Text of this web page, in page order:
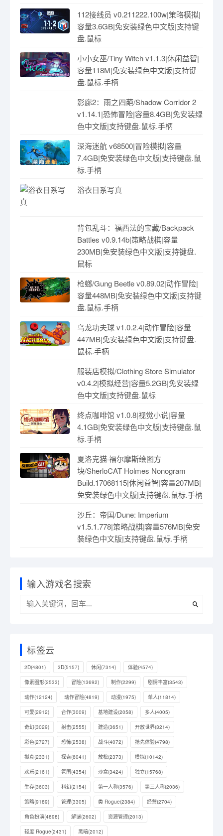
112接线员 v0.211222.100w|策略模拟|
容量3.6GB|免安装绿色中文版|支持键
盘.鼠标
小小女巫/Tiny Witch v1.1.3|休闲益智|
容量118M|免安装绿色中文版|支持键
盘.鼠标.手柄
影廊2：雨之四葩/Shadow Corridor 2
v1.14.1|恐怖冒险|容量8.4GB|免安装绿
色中文版|支持键盘.鼠标.手柄
深海迷航 v68500|冒险模拟|容量
7.4GB|免安装绿色中文版|支持键盘.鼠
标.手柄
浴衣日系写真
背包乱斗：福西法的宝藏/Backpack
Battles v0.9.14b|策略战棋|容量
230MB|免安装绿色中文版|支持键盘.
鼠标
枪螂/Gung Beetle v0.89.02|动作冒险|
容量448MB|免安装绿色中文版|支持键
盘.鼠标.手柄
乌龙功夫球 v1.0.2.4|动作冒险|容量
447MB|免安装绿色中文版|支持键盘.
鼠标.手柄
服装店模拟/Clothing Store Simulator
v0.4.2|模拟经营|容量5.2GB|免安装绿
色中文版|支持键盘.鼠标
终点咖啡馆 v1.0.8|视觉小说|容量
4.1GB|免安装绿色中文版|支持键盘.鼠
标.手柄
夏洛克猫·福尔摩斯绘图方
块/SherloCAT Holmes Nonogram
Build.17068115|休闲益智|容量207MB|
免安装绿色中文版|支持键盘.鼠标.手柄
沙丘：帝国/Dune: Imperium
v1.5.1.778|策略战棋|容量576MB|免安
装绿色中文版|支持键盘.鼠标.手柄
输入游戏名搜索
标签云
2D(4801) 3D(5157) 休闲(7314) 体验(4574)
像素图形(2533) 冒险(13692) 制作(2299) 剧情丰富(3543)
动作(12124) 动作冒险(4819) 动漫(1975) 单人(11814)
可爱(2912) 合作(3009) 基地建设(2058) 多人(4005)
奇幻(3029) 射击(2555) 建造(3651) 开放世界(3214)
彩色(2727) 恐怖(2538) 战斗(4072) 抢先体验(4798)
拟真(2331) 探索(6041) 放松(2373) 模拟(10142)
欢乐(2161) 氛围(4354) 沙盒(3424) 独立(15768)
生存(3603) 科幻(2154) 第一人称(3576) 第三人称(2036)
策略(9189) 管理(3305) 类 Rogue(2384) 经营(2704)
角色扮演(4898) 解谜(2602) 资源管理(2013)
轻度 Rogue(2431) 黑暗(2012)